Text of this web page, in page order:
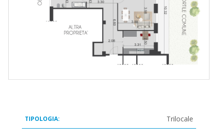
TIPOLOGIA: Trilocale